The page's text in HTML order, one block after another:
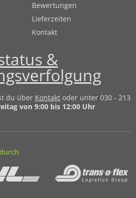
Bewertungen
Lieferzeiten
Kontakt
&
du über Kontakt oder unter 030 - 213
von 9:00 bis 12:00 Uhr